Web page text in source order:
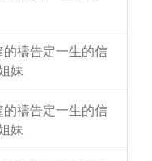
禱告定一生的信
妹
禱告定一生的信
妹